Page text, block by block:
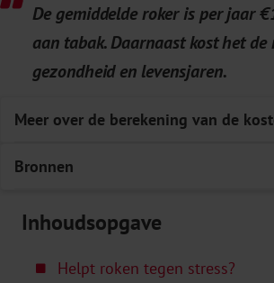
De gemiddelde roker is per jaar
aan tabak. Daarnaast kost het
gezondheid en levensjaren.
Meer over de berekening van de
Bronnen
Polder JJ, van Gils PF, Kok L,
2017;161, D833.
Inhoudsopgave
Helpt roken tegen stress?